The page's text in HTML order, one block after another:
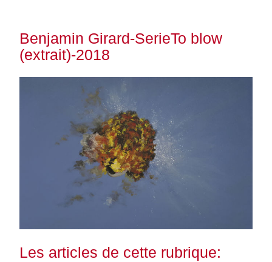
Benjamin Girard-SerieTo blow
(extrait)-2018
Les articles de cette rubrique: